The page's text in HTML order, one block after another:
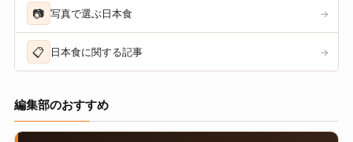
📷 写真で選ぶ日本食 →
📋 日本食に関する記事 →
編集部のおすすめ